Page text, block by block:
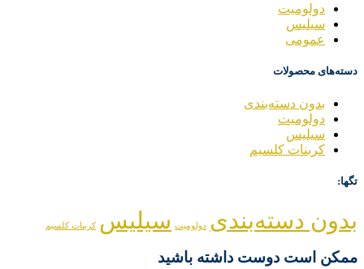
دولومیت
سیلیس
عمومی
دسته‌های محصولات
بدون دسته‌بندی
دولومیت
سیلیس
کربنات کلسیم
تگها:
بدون دسته‌بندی دولومیت سیلیس کربنات کلسیم
ممکن است دوست داشته باشید